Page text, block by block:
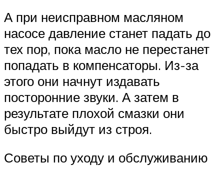
А при неисправном масляном
насосе давление станет падать до
тех пор, пока масло не перестанет
попадать в компенсаторы. Из-за
этого они начнут издавать
посторонние звуки. А затем в
результате плохой смазки они
быстро выйдут из строя.
Советы по уходу и обслуживанию